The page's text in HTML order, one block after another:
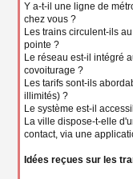
Y a-t-il une ligne de
chez vous ?
Les trains circulent-ils
pointe ?
Le réseau est-il intégré
covoiturage ?
Les tarifs sont-ils
illimités) ?
Le système est-il
La ville dispose-t-elle
contact, via une
Idées reçues sur les